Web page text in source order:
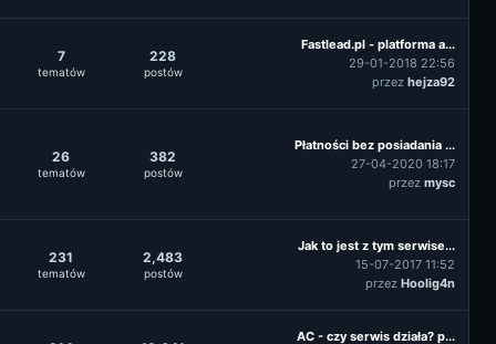
7
tematów
228
postów
Fastlead.pl - platforma a...
29-01-2018 22:56
przez hejza92
26
tematów
382
postów
Płatności bez posiadania ...
27-04-2020 18:17
przez mysc
231
tematów
2,483
postów
Jak to jest z tym serwise...
15-07-2017 11:52
przez Hoolig4n
AC - czy serwis działa? p...